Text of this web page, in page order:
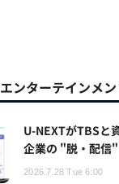
エンターテインメン
U-NEXTがTBSと
企業の "脱・配信"
2026.7.28 Tue 6:00